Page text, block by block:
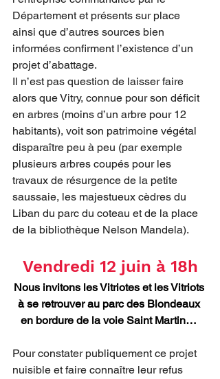
Département et présents sur place
ainsi que d’autres sources bien
informées confirment l’existence d’un
projet d’abattage.
Il n’est pas question de laisser faire
alors que Vitry, connue pour son déficit
en arbres (moins d’un arbre pour 12
habitants), voit son patrimoine végétal
disparaître peu à peu (par exemple
plusieurs arbres coupés pour les
travaux de résurgence de la petite
saussaie, les majestueux cèdres du
Liban du parc du coteau et de la place
de la bibliothèque Nelson Mandela).
Vendredi 12 juin à 18h
Nous invitons les Vitriotes et les Vitriots
à se retrouver au parc des Blondeaux
en bordure de la voie Saint Martin…
Pour constater publiquement ce projet
nuisible et faire connaître leur refus